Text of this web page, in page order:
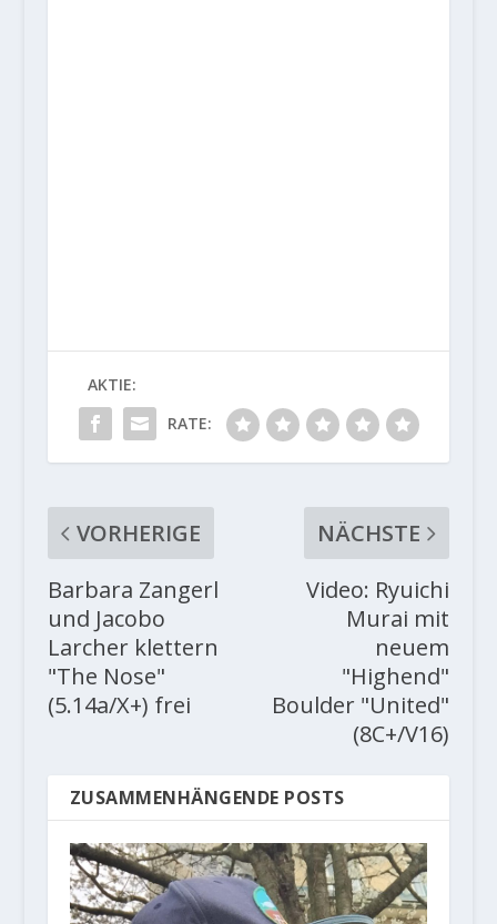
AKTIE:
RATE:
VORHERIGE
Barbara Zangerl
und Jacobo
Larcher klettern
"The Nose"
(5.14a/X+) frei
NÄCHSTE
Video: Ryuichi
Murai mit
neuem
"Highend"
Boulder "United"
(8C+/V16)
ZUSAMMENHÄNGENDE POSTS